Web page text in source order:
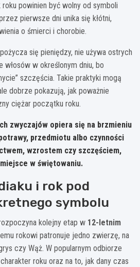
powinien być wolny od symboli
pierwsze dni unika się kłótni,
o śmierci i chorobie.
się pieniędzy, nie używa ostrych
włosów w określonym dniu, bo
szczęścia. Takie praktyki mogą
dobrze pokazują, jak poważnie
ciężar początku roku.
zwyczajów opiera się na brzmieniu
przedmiotu albo czynności
wzrostem czy szczęściem,
w świętowaniu.
i rok pod
symbolu
kolejny etap w 12-letnim
rokowi patronuje jedno zwierzę, na
czy Wąż. W popularnym odbiorze
roku oraz na to, jak dany czas